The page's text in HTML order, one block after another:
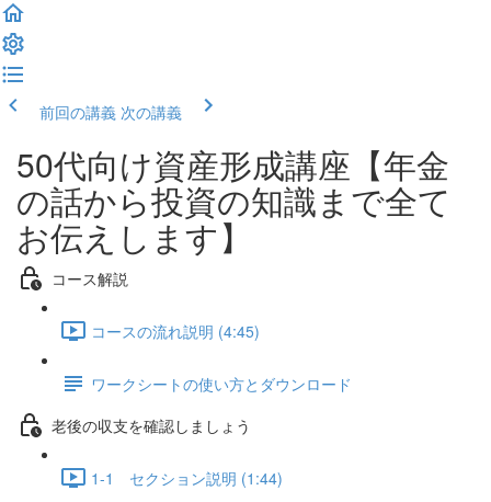
前回の講義 次の講義
50代向け資産形成講座【年金
の話から投資の知識まで全て
お伝えします】
コース解説
コースの流れ説明 (4:45)
ワークシートの使い方とダウンロード
老後の収支を確認しましょう
1-1 セクション説明 (1:44)